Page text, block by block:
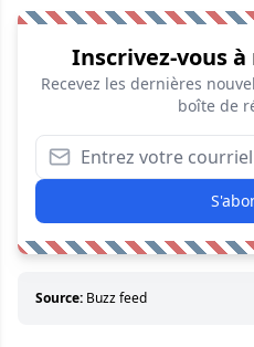
Inscrivez-vous
Recevez les dernières
boîte de
Source: Buzz feed